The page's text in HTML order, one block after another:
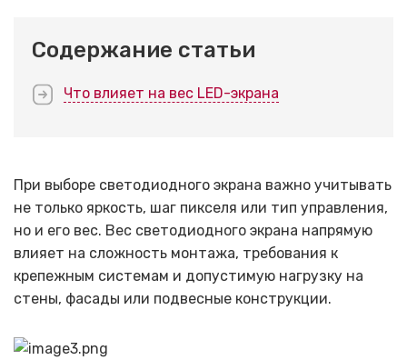
Содержание статьи
Что влияет на вес LED-экрана
При выборе светодиодного экрана важно учитывать
не только яркость, шаг пикселя или тип управления,
но и его вес. Вес светодиодного экрана напрямую
влияет на сложность монтажа, требования к
крепежным системам и допустимую нагрузку на
стены, фасады или подвесные конструкции.